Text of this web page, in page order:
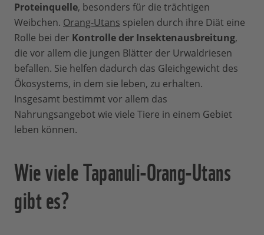
Proteinquelle, besonders für die trächtigen
Weibchen. Orang-Utans spielen durch ihre Diät eine
Rolle bei der Kontrolle der Insektenausbreitung,
die vor allem die jungen Blätter der Urwaldriesen
befallen. Sie helfen dadurch das Gleichgewicht des
Ökosystems, in dem sie leben, zu erhalten.
Insgesamt bestimmt vor allem das
Nahrungsangebot wie viele Tiere in einem Gebiet
leben können.
Wie viele Tapanuli-Orang-Utans
gibt es?